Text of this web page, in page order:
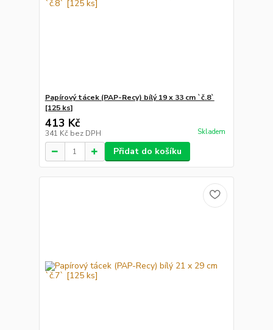
Papírový tácek (PAP-Recy) bílý 19 x 33 cm `č.8`
[125 ks]
413 Kč
341 Kč bez DPH Skladem
Přidat do košíku